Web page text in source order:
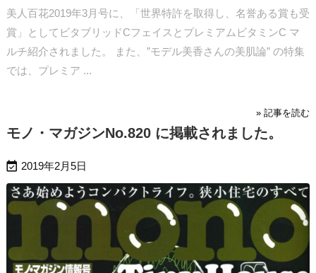
美人百花2019年3月号に、「世界特許を取得し、名誉ある賞も受
賞」としてビタブリッドCフェイスとプレミアムビタミンC マ
ルチ紹介されました。
また、”モデル美香さんの美肌論” の特集
では、プレミア ...
» 記事を読む
モノ・マガジンNo.820 に掲載されました。
 2019年2月5日